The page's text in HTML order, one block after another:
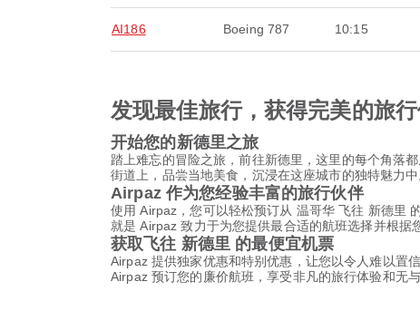
AI186 Boeing 787 10:15
发现最佳旅行，获得完美的旅
开始您的新德里之旅
踏上难忘的冒险之旅，前往新德里，这里的每个角落
街道上，品尝当地美食，沉浸在这座城市的独特魅力
Airpaz 作为您经验丰富的旅行伙伴
使用 Airpaz，您可以轻松预订从 温哥华 飞往 新德里
就是 Airpaz 致力于为您提供最合适的航班选择并根据
获取飞往 新德里 的最便宜机票
Airpaz 提供独家优惠和特别优惠，让您以令人难以置
Airpaz 预订您的廉价航班，享受非凡的旅行体验和无与